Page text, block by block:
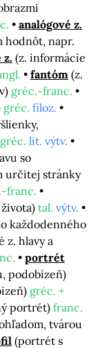
analógové z.
hodnôt, napr.
z. (z. informácie
fantóm (z.
gréc.-franc.
gréc. filoz.
gréc. lit. výtv.
so
určitej stránky
franc.
tal. výtv.
každodenného
z. hlavy a
portrét
podobizeň)
gréc. +
portrét) franc.
tvárou
(portrét s